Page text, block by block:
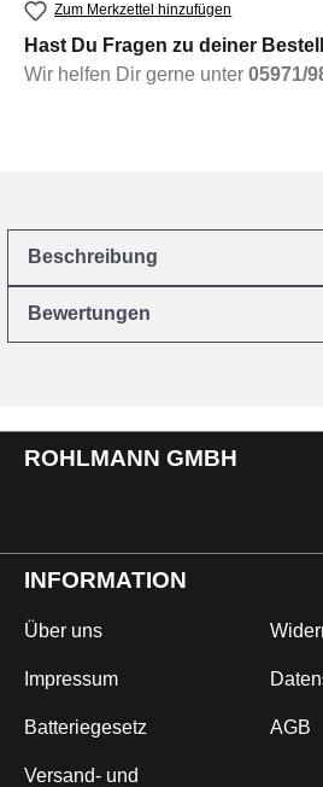
Zum Merkzettel hinzufügen
Hast Du Fragen zu deiner
Wir helfen Dir gerne unter 05971/
Beschreibung
Bewertungen
ROHLMANN GMBH
INFORMATION
Über uns
Impressum
Batteriegesetz AGB
Versand- und